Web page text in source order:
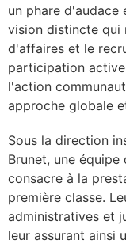
un phare d'audace
vision distincte qui
d'affaires et le
participation
l'action
approche globale
Sous la direction
Brunet, une
consacre à la
première classe.
administratives et
leur assurant ainsi